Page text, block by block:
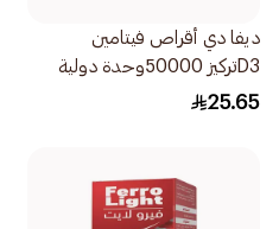
ديفا دي أقراص فيتامين
D3تركيز 50000وحدة دولية
8أقراص
25.65